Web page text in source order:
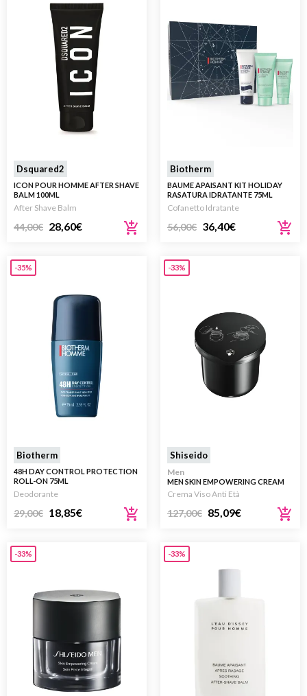
Dsquared2
ICON POUR HOMME AFTER SHAVE
BALM 100ML
After Shave Balm
44,00€ 28,60€
Biotherm
BAUME APAISANT KIT HOLIDAY
RASATURA IDRATANTE 75ML
Cofanetto Idratante
56,00€ 36,40€
-35%
Biotherm
48H DAY CONTROL PROTECTION
ROLL-ON 75ML
Deodorante
29,00€ 18,85€
-33%
Shiseido
Men
MEN SKIN EMPOWERING CREAM
REFILL 50ML
Crema Viso Anti Età
127,00€ 85,09€
-33% -33%